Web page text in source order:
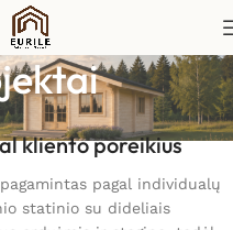
kliento poreikius
pagal individualų
statinio su dideliais